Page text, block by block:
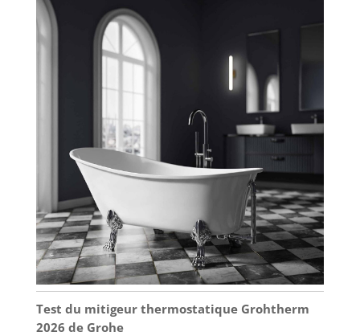
Test du mitigeur thermostatique Grohtherm
2026 de Grohe